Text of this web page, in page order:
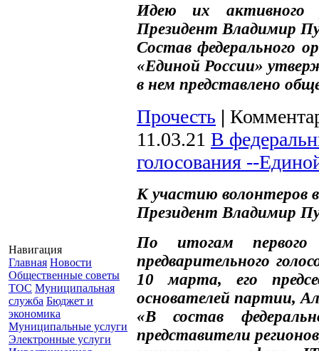
Навигация
Главная Новости
Общественные советы
ТОС Муниципальная
служба Бюджет и
экономика
Муниципальные услуги
Электронные услуги
Идею их активного
Президент Владимир
Состав федерального
«Единой России»
в нем представлено
Прочесть |
11.03.21 В
голосования --
К участию волонтеров
Президент Владимир
По итогам первого
предварительного
10 марта, его
основателей партии,
«В состав
представители